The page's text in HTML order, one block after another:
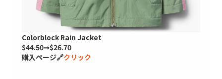
Colorblock Rain Jacket
$44.50➞$26.70
購入ページ🔗クリック